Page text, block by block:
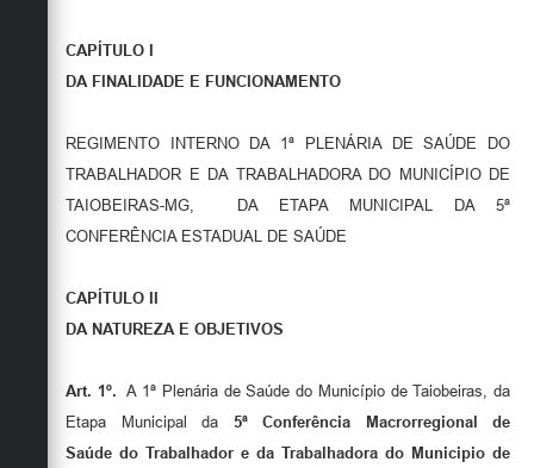
CAPÍTULO I
DA FINALIDADE E FUNCIONAMENTO
REGIMENTO INTERNO DA 1ª PLENÁRIA DE SAÚDE DO
TRABALHADOR E DA TRABALHADORA DO MUNICÍPIO DE
TAIOBEIRAS-MG, DA ETAPA MUNICIPAL DA 5ª
CONFERÊNCIA ESTADUAL DE SAÚDE
CAPÍTULO
DA NATUREZA E OBJETIVOS
Art. 1º. A 1ª Plenária de Saúde do Município de Taiobeiras, da
Etapa Municipal da 5ª Conferência Macrorregional de
Saúde do Trabalhador e da Trabalhadora do Municipio de